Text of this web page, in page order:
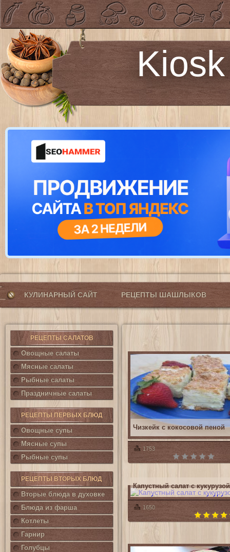
КУЛИНАРНЫЙ САЙТ РЕЦЕПТЫ ШАШЛЫКОВ
РЕЦЕПТЫ САЛАТОВ
Овощные салаты
Мясные салаты
Рыбные салаты
Праздничные салаты
РЕЦЕПТЫ ПЕРВЫХ БЛЮД
Овощные супы
Мясные супы
Рыбные супы
РЕЦЕПТЫ ВТОРЫХ БЛЮД
Вторые блюда в духовке
Блюда из фарша
Котлеты
Гарнир
Голубцы
1753
Чизкейк с кокосовой пеной
1650
Капустный салат с